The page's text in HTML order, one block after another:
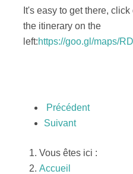
It's easy to get there,
the itinerary on the
left:https://goo.gl/maps/
Précédent
Suivant
Vous êtes ici :
Accueil